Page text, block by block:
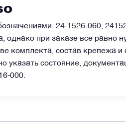
24-1526-060,
однако при заказе все равно
комплекта, состав крепежа
состояние,
000.